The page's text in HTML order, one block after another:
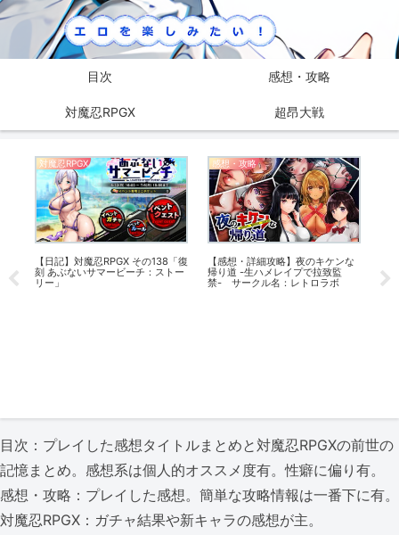
目次 感想・攻略
対魔忍RPGX 超昂大戦
他
対魔忍RPGX
【日記】対魔忍RPGX その138「復
刻 あぶないサマービーチ：ストー
リー」
感想・攻略
【感想・詳細攻略】夜のキケンな
帰り道 -生ハメレイプで拉致監
禁- サークル名：レトロラボ
目次：プレイした感想タイトルまとめと対魔忍RPGXの前世の
記憶まとめ。感想系は個人的オススメ度有。性癖に偏り有。
感想・攻略：プレイした感想。簡単な攻略情報は一番下に有。
対魔忍RPGX：ガチャ結果や新キャラの感想が主。